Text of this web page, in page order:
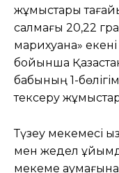
жұмыстары
салмағы 20,22
марихуана»
бойынша
бабының 1-
тексеру
Түзеу мекемесі
мен жедел
мекеме аумағына